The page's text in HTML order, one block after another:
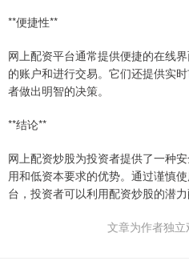
**便捷性**
网上配资平台通常提供便捷的在线
的账户和进行交易。它们还提供实
者做出明智的决策。
**结论**
网上配资炒股为投资者提供了一种
用和低资本要求的优势。通过谨慎
台，投资者可以利用配资炒股的潜
文章为作者独